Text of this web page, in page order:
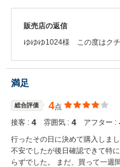
販売店の返信
ゆゆゆ1024様 この度はク
も気に入って頂き有難うござ
思います。いつでも、お気軽
らと思います。これからも
提供できるよう チャンス従
これからも宜しくお願い致
満足
総合評価 4点
接客 : 4 雰囲気 : 4 アフター :
行ったその日に決めて購入しま
不安でしたが後日確認できて特
らずでした。 まだ、買って一週